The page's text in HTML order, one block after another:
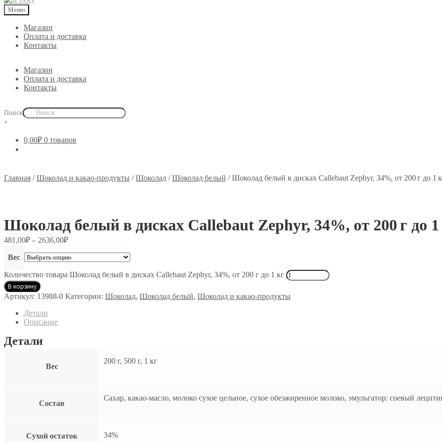
Меню
Магазин
Оплата и доставка
Контакты
Магазин
Оплата и доставка
Контакты
Поиск
×
0,00₽ 0 товаров
Главная /Шоколад и какао-продукты /Шоколад /Шоколад белый /Шоколад белый в дисках Callebaut Zephyr, 34%, от 200 г до 1
Шоколад белый в дисках Callebaut Zephyr, 34%, от 200 г до 1
481,00₽ – 2636,00₽
Вес
Количество товара Шоколад белый в дисках Callebaut Zephyr, 34%, от 200 г до 1 кг
В корзину
Артикул: 13988-0 Категории: Шоколад, Шоколад белый, Шоколад и какао-продукты
Детали
Описание
Детали
Вес
200 г, 500 г, 1 кг
Состав
Cахар, какао-масло, молоко сухое цельное, сухое обезжиренное молоко, эмульгатор: соевый
Сухой остаток
34%